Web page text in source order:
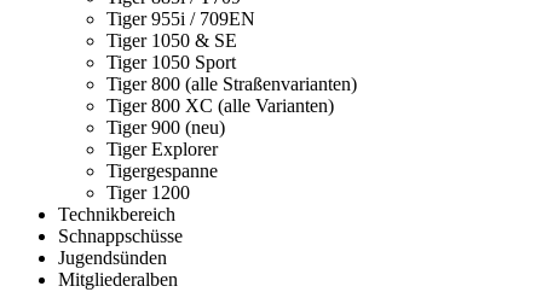
Tiger 955i / 709EN
Tiger 1050 & SE
Tiger 1050 Sport
Tiger 800 (alle Straßenvarianten)
Tiger 800 XC (alle Varianten)
Tiger 900 (neu)
Tiger Explorer
Tigergespanne
Tiger 1200
Technikbereich
Schnappschüsse
Jugendsünden
Mitgliederalben